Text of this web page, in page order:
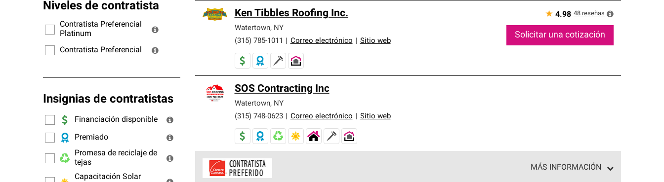
Niveles de contratista
Contratista Preferencial
Platinum
Contratista Preferencial
Insignias de contratistas
Financiación disponible
Premiado
Promesa de reciclaje de
tejas
Capacitación Solar
cumplen con estándares estrictos de profesionalismo, confiabilidad y destreza incomparable. Solo ellos pueden
ofrecer nuestra mejor garantía de sistemas de techos.
Ken Tibbles Roofing Inc.
Watertown, NY
(315) 785-1011
Correo electrónico Sitio web
★ 4.98 48 reseñas
Solicitar una cotización
SOS Contracting Inc
Watertown, NY
(315) 748-0623
Correo electrónico Sitio web
MÁS INFORMACIÓN